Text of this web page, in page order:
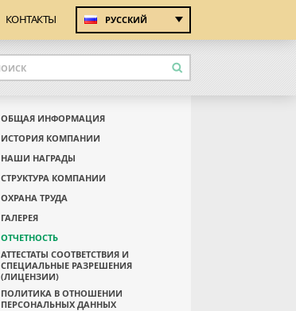
КОНТАКТЫ РУССКИЙ
ОБЩАЯ ИНФОРМАЦИЯ
ИСТОРИЯ КОМПАНИИ
НАШИ НАГРАДЫ
СТРУКТУРА КОМПАНИИ
ОХРАНА ТРУДА
ГАЛЕРЕЯ
ОТЧЕТНОСТЬ
АТТЕСТАТЫ СООТВЕТСТВИЯ И
СПЕЦИАЛЬНЫЕ РАЗРЕШЕНИЯ
(ЛИЦЕНЗИИ)
ПОЛИТИКА В ОТНОШЕНИИ
ПЕРСОНАЛЬНЫХ ДАННЫХ